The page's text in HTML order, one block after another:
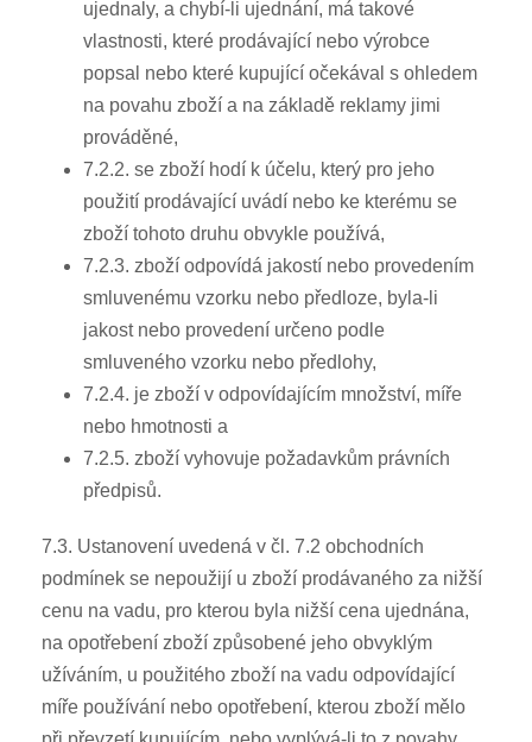
ujednaly, a chybí-li ujednání, má takové
vlastnosti, které prodávající nebo výrobce
popsal nebo které kupující očekával s ohledem
na povahu zboží a na základě reklamy jimi
prováděné,
7.2.2. se zboží hodí k účelu, který pro jeho
použití prodávající uvádí nebo ke kterému se
zboží tohoto druhu obvykle používá,
7.2.3. zboží odpovídá jakostí nebo provedením
smluvenému vzorku nebo předloze, byla-li
jakost nebo provedení určeno podle
smluveného vzorku nebo předlohy,
7.2.4. je zboží v odpovídajícím množství, míře
nebo hmotnosti a
7.2.5. zboží vyhovuje požadavkům právních
předpisů.
7.3. Ustanovení uvedená v čl. 7.2 obchodních
podmínek se nepoužijí u zboží prodávaného za nižší
cenu na vadu, pro kterou byla nižší cena ujednána,
na opotřebení zboží způsobené jeho obvyklým
užíváním, u použitého zboží na vadu odpovídající
míře používání nebo opotřebení, kterou zboží mělo